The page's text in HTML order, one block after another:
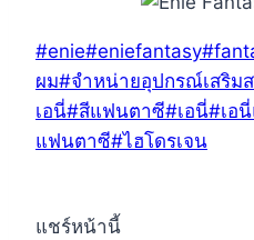
Post
Tags:
#enie#eniefantasy#
ผม#จำหน่ายอุปกรณ์เสริม
เอนี่#สีแฟนตาซี#เอนี่#เอ
แฟนตาซี#ไฮโดรเจน
แชร์หน้านี้